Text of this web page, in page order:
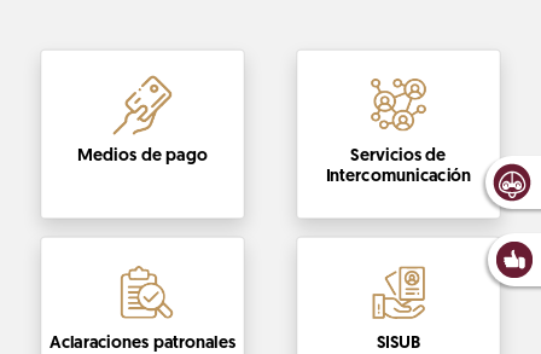
Medios de pago Servicios de
Intercomunicación
Aclaraciones patronales SISUB